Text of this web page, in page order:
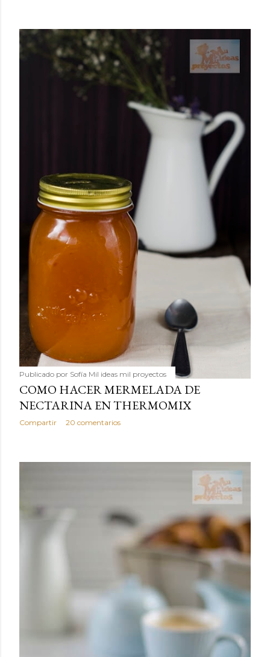
Publicado por Sofía Mil ideas mil proyectos
COMO HACER MERMELADA DE
NECTARINA EN THERMOMIX
Compartir 20 comentarios